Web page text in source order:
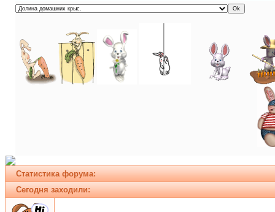
Статистика форума:
Сегодня заходили: